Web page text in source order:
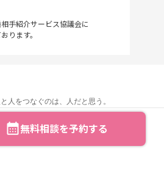
無料相談を予約する
手紹介サービス協議会に
ります。
と人をつなぐのは、人だと思う。